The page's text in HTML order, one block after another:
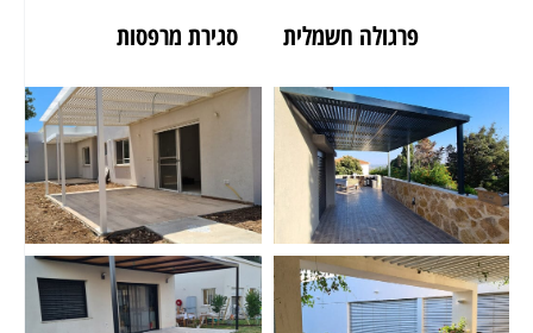
פרגולה חשמלית
סגירת מרפסות